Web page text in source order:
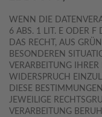
WENN DIE
6 ABS. 1 LIT. E ODER F
DAS RECHT, AUS
BESONDEREN
VERARBEITUNG
WIDERSPRUCH
DIESE
JEWEILIGE
VERARBEITUNG